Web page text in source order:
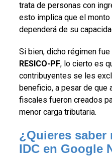
trata de personas con
esto implica que el
dependerá de su
Si bien, dicho régimen
RESICO-PF, lo cierto es
contribuyentes se les
beneficio, a pesar de que
fiscales fueron creados
menor carga tributaria.
¿Quieres saber
IDC en Google